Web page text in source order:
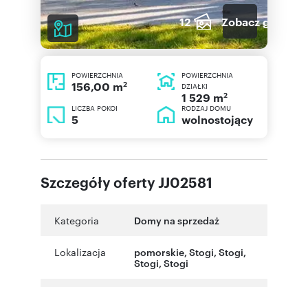
12 Zobacz galerię
POWIERZCHNIA
156,00 m2
POWIERZCHNIA
DZIAŁKI
1 529 m2
LICZBA POKOI
5
RODZAJ DOMU
wolnostojący
Szczegóły oferty JJ02581
Kategoria Domy na sprzedaż
Lokalizacja pomorskie, Stogi, Stogi,
Stogi, Stogi